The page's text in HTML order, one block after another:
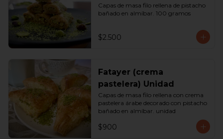
Capas de masa filo rellena de pistacho
bañado en almíbar. 100 gramos
$2.500
Fatayer (crema
pastelera) Unidad
Capas de masa filo rellena con crema
pastelera árabe decorado con pistacho
bañado en almíbar. unidad
$900